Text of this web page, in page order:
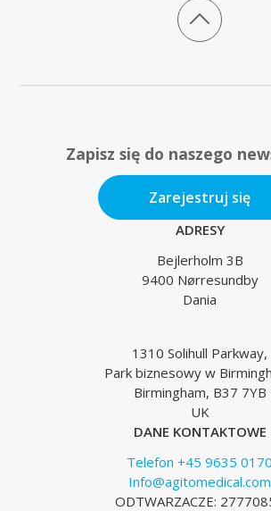
Zapisz się do naszego
Zarejestruj się
ADRESY
Bejlerholm 3B
9400 Nørresundby
Dania
1310 Solihull Parkway,
Park biznesowy w
Birmingham, B37 7YB
UK
DANE KONTAKTOWE
Telefon +45 9635 0170
Info@agitomedical.com
ODTWARZACZE: